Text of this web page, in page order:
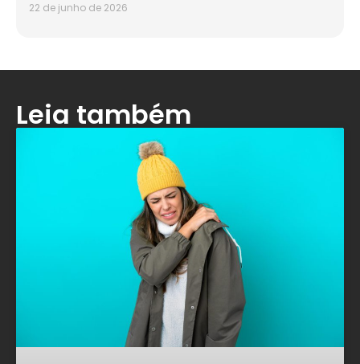
22 de junho de 2026
Leia também